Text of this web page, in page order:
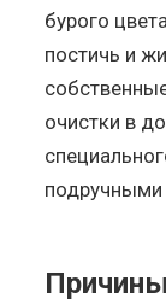
бурого
постичь и
очистки в